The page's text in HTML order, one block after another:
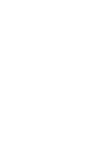
se:
e ao
a
do